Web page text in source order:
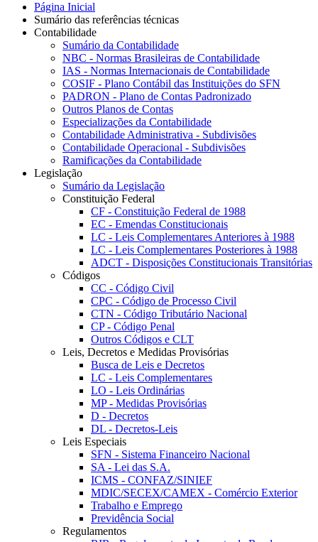
Página Inicial
Sumário das referências técnicas
Contabilidade
Sumário da Contabilidade
NBC - Normas Brasileiras de Contabilidade
IAS - Normas Internacionais de Contabilidade
COSIF - Plano Contábil das Instituições do SFN
PADRON - Plano de Contas Padronizado
Outros Planos de Contas
Especializações da Contabilidade
Contabilidade Administrativa - Subdivisões
Contabilidade Operacional - Subdivisões
Ramificações da Contabilidade
Legislação
Sumário da Legislação
Constituição Federal
CF - Constituição Federal de 1988
EC - Emendas Constitucionais
LC - Leis Complementares Anteriores à 1988
LC - Leis Complementares Posteriores à 1988
ADCT - Disposições Constitucionais Transitórias
Códigos
CC - Código Civil
CPC - Código de Processo Civil
CTN - Código Tributário Nacional
CP - Código Penal
Outros Códigos e CLT
Leis, Decretos e Medidas Provisórias
Busca de Leis e Decretos
LC - Leis Complementares
LO - Leis Ordinárias
MP - Medidas Provisórias
D - Decretos
DL - Decretos-Leis
Leis Especiais
SFN - Sistema Financeiro Nacional
SA - Lei das S.A.
ICMS - CONFAZ/SINIEF
MDIC/SECEX/CAMEX - Comércio Exterior
Trabalho e Emprego
Previdência Social
Regulamentos